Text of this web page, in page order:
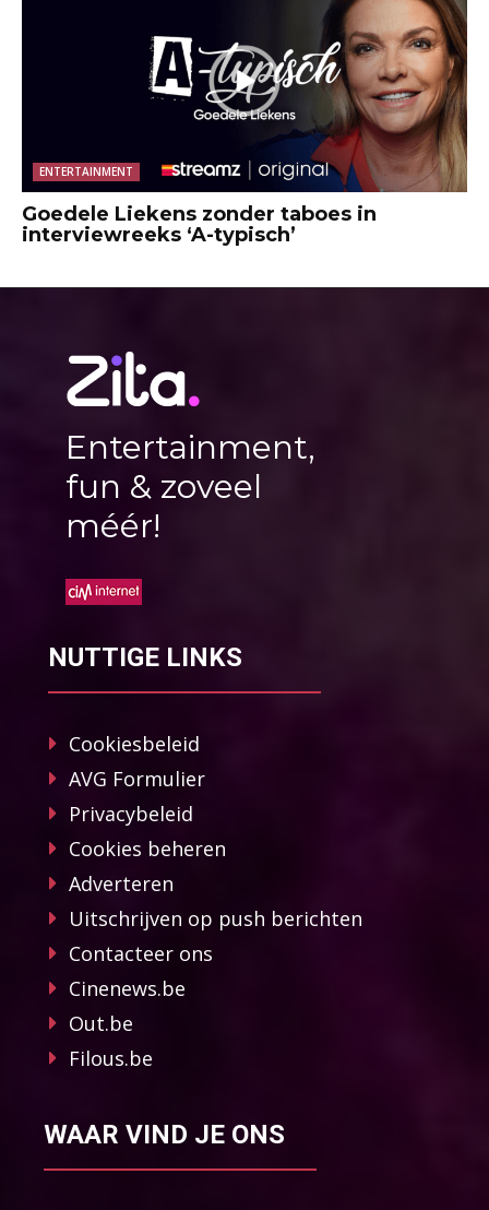
ENTERTAINMENT
Goedele Liekens zonder taboes in
interviewreeks ‘A-typisch’
Entertainment,
fun & zoveel
méér!
NUTTIGE LINKS
Cookiesbeleid
AVG Formulier
Privacybeleid
Cookies beheren
Adverteren
Uitschrijven op push berichten
Contacteer ons
Cinenews.be
Out.be
Filous.be
WAAR VIND JE ONS